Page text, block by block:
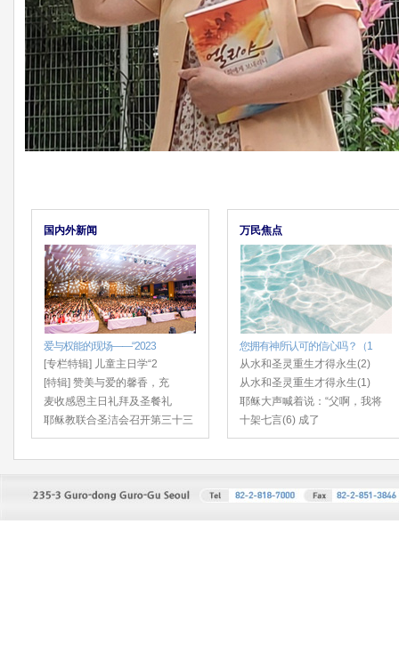
国内外新闻
爱与权能的现场——“2023
[专栏特辑] 儿童主日学“2
[特辑] 赞美与爱的馨香，充
麦收感恩主日礼拜及圣餐礼
耶稣教联合圣洁会召开第三十三
万民焦点
您拥有神所认可的信心吗？（1
从水和圣灵重生才得永生(2)
从水和圣灵重生才得永生(1)
耶稣大声喊着说：“父啊，我将
十架七言(6) 成了